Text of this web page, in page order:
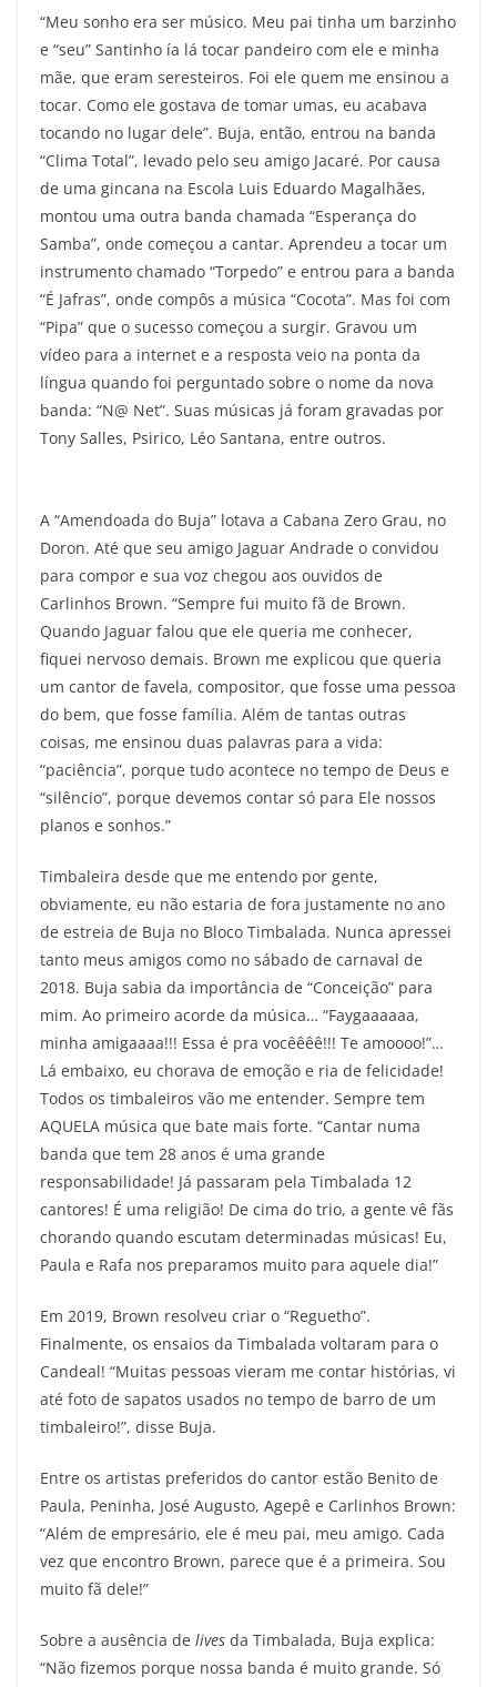
“Meu sonho era ser músico. Meu pai tinha um barzinho
e “seu” Santinho ía lá tocar pandeiro com ele e minha
mãe, que eram seresteiros. Foi ele quem me ensinou a
tocar. Como ele gostava de tomar umas, eu acabava
tocando no lugar dele”. Buja, então, entrou na banda
“Clima Total”, levado pelo seu amigo Jacaré. Por causa
de uma gincana na Escola Luis Eduardo Magalhães,
montou uma outra banda chamada “Esperança do
Samba”, onde começou a cantar. Aprendeu a tocar um
instrumento chamado “Torpedo” e entrou para a banda
“É Jafras”, onde compôs a música “Cocota”. Mas foi com
“Pipa” que o sucesso começou a surgir. Gravou um
vídeo para a internet e a resposta veio na ponta da
língua quando foi perguntado sobre o nome da nova
banda: “N@ Net”. Suas músicas já foram gravadas por
Tony Salles, Psirico, Léo Santana, entre outros.
A “Amendoada do Buja” lotava a Cabana Zero Grau, no
Doron. Até que seu amigo Jaguar Andrade o convidou
para compor e sua voz chegou aos ouvidos de
Carlinhos Brown. “Sempre fui muito fã de Brown.
Quando Jaguar falou que ele queria me conhecer,
fiquei nervoso demais. Brown me explicou que queria
um cantor de favela, compositor, que fosse uma pessoa
do bem, que fosse família. Além de tantas outras
coisas, me ensinou duas palavras para a vida:
“paciência”, porque tudo acontece no tempo de Deus e
“silêncio”, porque devemos contar só para Ele nossos
planos e sonhos.”
Timbaleira desde que me entendo por gente,
obviamente, eu não estaria de fora justamente no ano
de estreia de Buja no Bloco Timbalada. Nunca apressei
tanto meus amigos como no sábado de carnaval de
2018. Buja sabia da importância de “Conceição” para
mim. Ao primeiro acorde da música… “Faygaaaaaa,
minha amigaaaa!!! Essa é pra vocêêêê!!! Te amoooo!”…
Lá embaixo, eu chorava de emoção e ria de felicidade!
Todos os timbaleiros vão me entender. Sempre tem
AQUELA música que bate mais forte. “Cantar numa
banda que tem 28 anos é uma grande
responsabilidade! Já passaram pela Timbalada 12
cantores! É uma religião! De cima do trio, a gente vê fãs
chorando quando escutam determinadas músicas! Eu,
Paula e Rafa nos preparamos muito para aquele dia!”
Em 2019, Brown resolveu criar o “Reguetho”.
Finalmente, os ensaios da Timbalada voltaram para o
Candeal! “Muitas pessoas vieram me contar histórias, vi
até foto de sapatos usados no tempo de barro de um
timbaleiro!”, disse Buja.
Entre os artistas preferidos do cantor estão Benito de
Paula, Peninha, José Augusto, Agepê e Carlinhos Brown:
“Além de empresário, ele é meu pai, meu amigo. Cada
vez que encontro Brown, parece que é a primeira. Sou
muito fã dele!”
Sobre a ausência de lives da Timbalada, Buja explica:
“Não fizemos porque nossa banda é muito grande. Só